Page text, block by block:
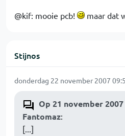
@kif: mooie pcb! maar dat
Stijnos
donderdag 22 november 2007
Op 21 november
Fantomaz:
[...]